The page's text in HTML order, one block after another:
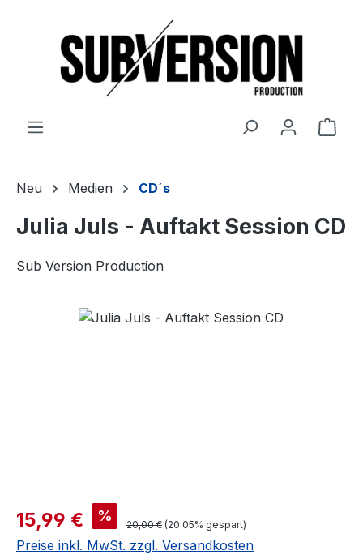
Neu Medien CD´s
Julia Juls - Auftakt Session CD
Sub Version Production
Bildergalerie überspringen
Verkaufspreis:
15,99 € % Regulärer Preis:
20,00 € (20.05% gespart)
Preise inkl. MwSt. zzgl. Versandkosten